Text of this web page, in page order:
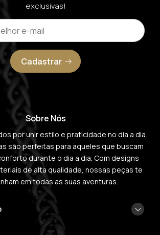
exclusivas!
Cadastrar
Sobre Nós
por unir estilo e praticidade no dia a dia.
são perfeitas para aqueles que buscam
durante o dia a dia. Com designs
de alta qualidade, nossas peças te
em todas as suas aventuras.